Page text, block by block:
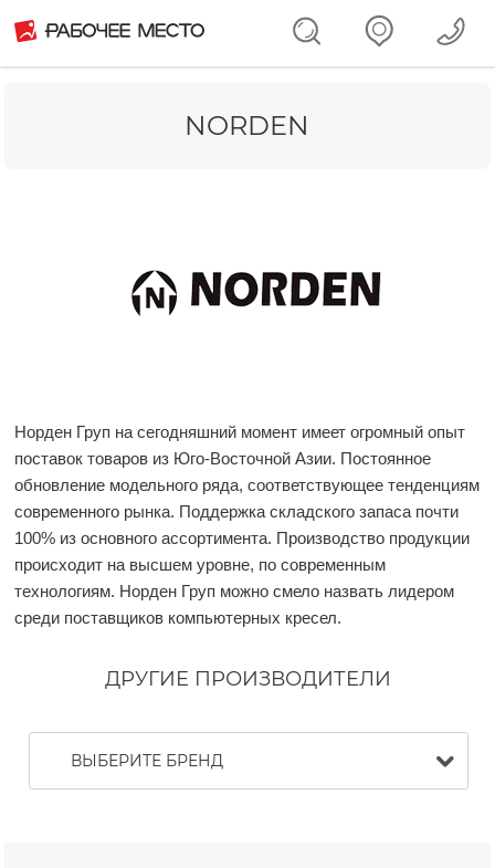
NORDEN
Норден Груп на сегодняшний момент имеет огромный опыт
поставок товаров из Юго-Восточной Азии. Постоянное
обновление модельного ряда, соответствующее тенденциям
современного рынка. Поддержка складского запаса почти
100% из основного ассортимента. Производство продукции
происходит на высшем уровне, по современным
технологиям. Норден Груп можно смело назвать лидером
среди поставщиков компьютерных кресел.
ДРУГИЕ ПРОИЗВОДИТЕЛИ
ВЫБЕРИТЕ БРЕНД